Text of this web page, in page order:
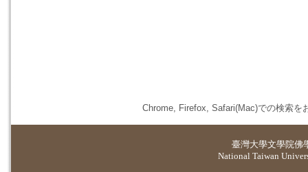
Chrome, Firefox, Safari(Mac)での検索を
臺灣大學文學院佛
National Taiwan